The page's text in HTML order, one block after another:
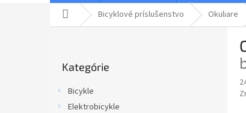
DomovBicyklové príslušenstvo Okuliare
kategórie
Kategórie
Bicykle
Elektrobicykle